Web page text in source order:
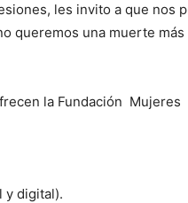
les invito a que nos
queremos una muerte
la Fundación Mujeres
y digital).